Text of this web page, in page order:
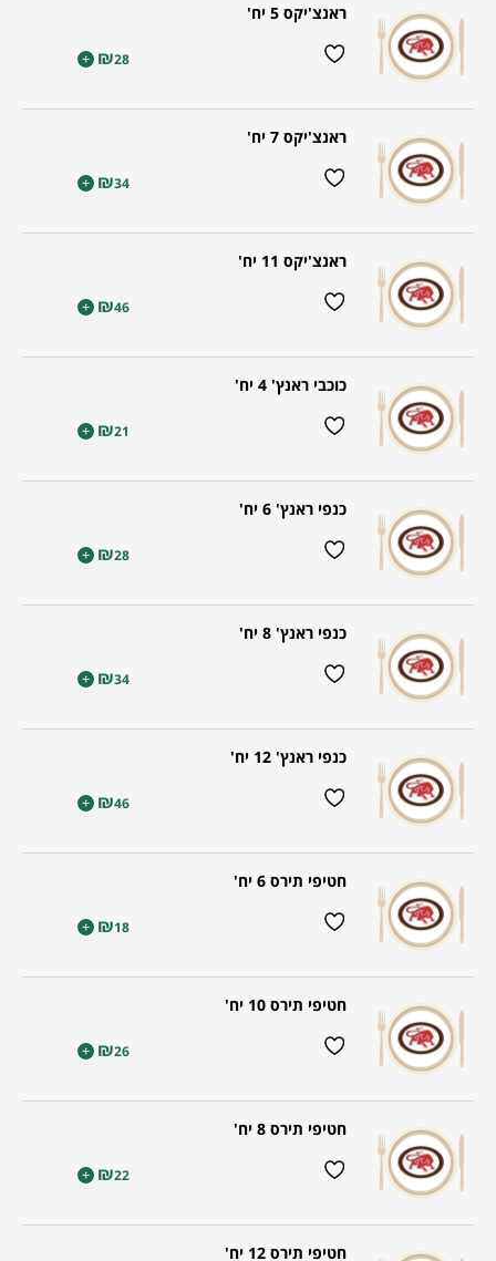
ראנצ'יקס 5 יח'
₪28
+
ראנצ'יקס 7 יח'
₪34
+
ראנצ'יקס 11 יח'
₪46
+
כוכבי ראנץ' 4 יח'
₪21
+
כנפי ראנץ' 6 יח'
₪28
+
כנפי ראנץ' 8 יח'
₪34
+
כנפי ראנץ' 12 יח'
₪46
+
חטיפי תירס 6 יח'
₪18
+
חטיפי תירס 10 יח'
₪26
+
חטיפי תירס 8 יח'
₪22
+
חטיפי תירס 12 יח'